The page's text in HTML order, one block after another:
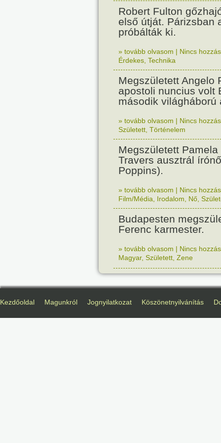
Robert Fulton
első útját. Párizsban
próbálták ki.
» tovább olvasom | Nincs
Érdekes Technika
Megszületett Angelo
apostoli nuncius volt
második világháború
» tovább olvasom | Nincs
Született Történelem
Megszületett Pamela
Travers ausztrál
Poppins).
» tovább olvasom | Nincs
Film/Média
Irodalom Nő
Budapesten
Ferenc karmester.
» tovább olvasom | Nincs
Magyar, Született Zene
Kezdőoldal Magunkról Jognyilatkozat Köszönetnyilvánítás